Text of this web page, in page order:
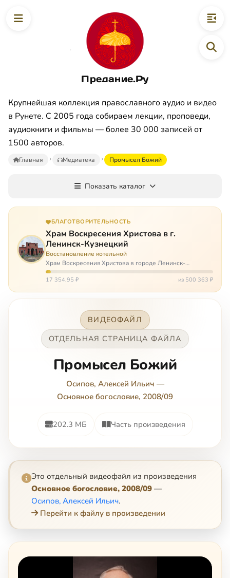
Предание.Ру
Крупнейшая коллекция православного аудио и видео
в Рунете. С 2005 года собираем лекции, проповеди,
аудиокниги и фильмы — более 30 000 записей от
1500 авторов.
Главная Медиатека Промысел Божий
Показать каталог
БЛАГОТВОРИТЕЛЬНОСТЬ
Храм Воскресения Христова в г.
Ленинск-Кузнецкий
Восстановление котельной
Храм Воскресения Христова в городе Ленинск-
Кузнецкий в Кемеровской области – совсем новый, он
открылся всего 20 назад. И сейчас храм может вообще
17 354,95 ₽ из 500 363 ₽
ВИДЕОФАЙЛ
ОТДЕЛЬНАЯ СТРАНИЦА ФАЙЛА
Промысел Божий
Осипов, Алексей Ильич —
Основное богословие, 2008/09
202.3 МБ Часть произведения
Это отдельный видеофайл из произведения
Основное богословие, 2008/09 —
Осипов, Алексей Ильич.
Перейти к файлу в произведении